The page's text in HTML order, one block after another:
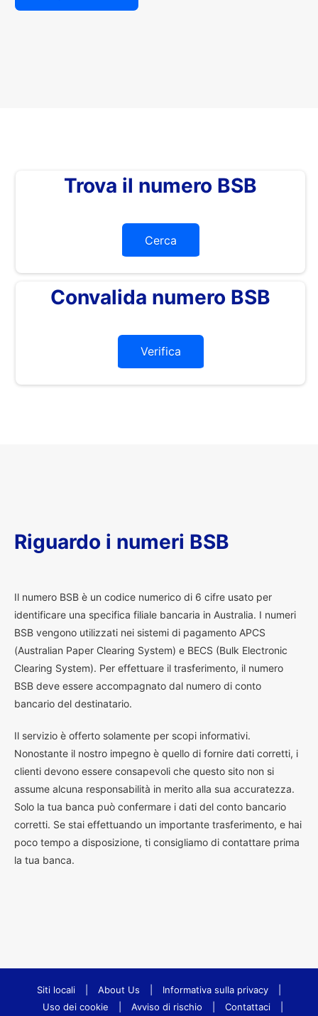
Trova il numero BSB
Cerca
Convalida numero BSB
Verifica
Riguardo i numeri BSB
Il numero BSB è un codice numerico di 6 cifre usato per
identificare una specifica filiale bancaria in Australia. I numeri
BSB vengono utilizzati nei sistemi di pagamento APCS
(Australian Paper Clearing System) e BECS (Bulk Electronic
Clearing System). Per effettuare il trasferimento, il numero
BSB deve essere accompagnato dal numero di conto
bancario del destinatario.
Il servizio è offerto solamente per scopi informativi.
Nonostante il nostro impegno è quello di fornire dati corretti, i
clienti devono essere consapevoli che questo sito non si
assume alcuna responsabilità in merito alla sua accuratezza.
Solo la tua banca può confermare i dati del conto bancario
corretti. Se stai effettuando un importante trasferimento, e hai
poco tempo a disposizione, ti consigliamo di contattare prima
la tua banca.
Siti locali About Us Informativa sulla privacy
Uso dei cookie
Avviso di rischio Contattaci